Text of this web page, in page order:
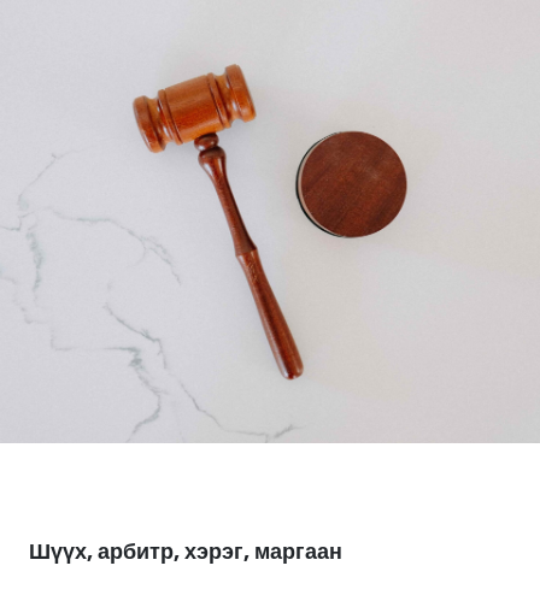
Шүүх, арбитр, хэрэг, маргаан